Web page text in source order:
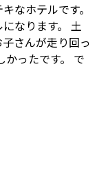
なホテルです。
なります。 土
さんが走り回っ
かったです。 で